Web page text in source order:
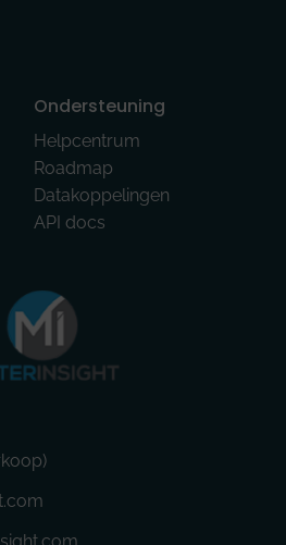
Ondersteuning
Helpcentrum
Roadmap
Datakoppelingen
API docs